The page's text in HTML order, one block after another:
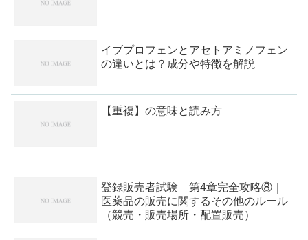
イブプロフェンとアセトアミノフェン
の違いとは？成分や特徴を解説
【重複】の意味と読み方
登録販売者試験 第4章完全攻略⑧｜
医薬品の販売に関するその他のルール
（競売・販売場所・配置販売）